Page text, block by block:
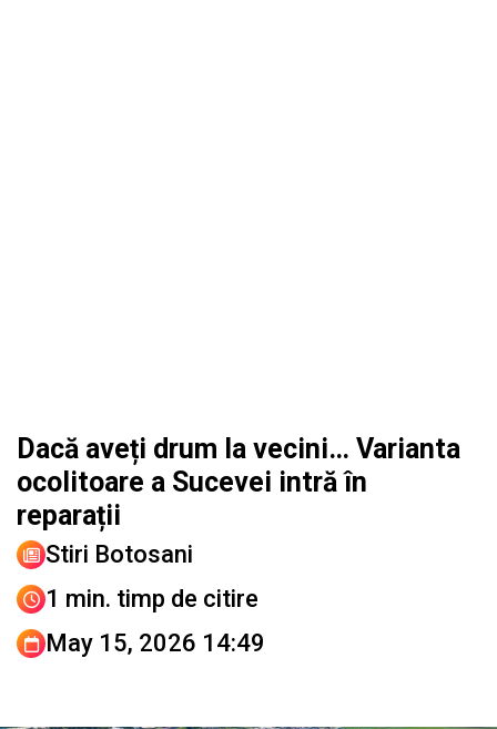
Dacă aveți drum la vecini… Varianta
ocolitoare a Sucevei intră în
reparații
Stiri Botosani
1 min. timp de citire
May 15, 2026 14:49